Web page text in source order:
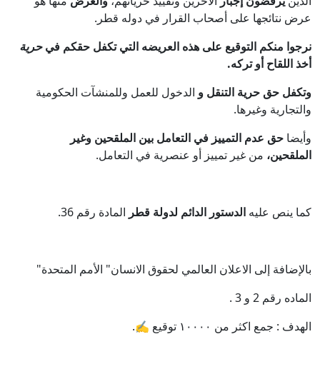
عرض نتائجها على أصحاب القرار في دوله قطر.
نرجوا منكم التوقيع على هذه العريضه التي تكفل حقكم فيحرية
أخذ اللقاح أو تركه.
وتكفل حق حرية التنقل و الدخول للعمل وللمنشآت الحكومية
والتجارية وغيرها.
وأيضا حق عدم التمييز في التعامل بين الملقحين وغير
الملقحين، من غير تمييز أو عنصرية في التعامل.
كما ينص عليه الدستور الدائم لدولة قطر المادة رقم 36.
بالإضافة إلى الاعلان العالمي لحقوق الانسان" الأمم المتحدة"
الماده رقم 2 و 3 .
الهدف : جمع اكثر من ١٠٠٠٠ توقيع ✍️.